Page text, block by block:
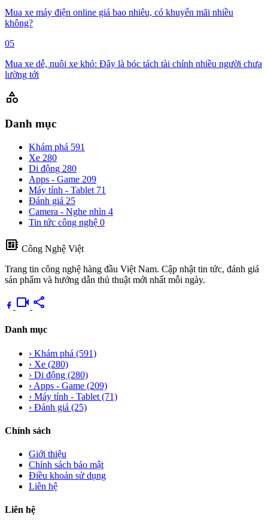
Mua xe máy điện online giá bao nhiêu, có khuyến mãi nhiều
không?
05
Mua xe dễ, nuôi xe khó: Đây là bóc tách tài chính nhiều người chưa
lường tới
category
Danh mục
Khám phá 591
Xe 280
Di động 280
Apps - Game 209
Máy tính - Tablet 71
Đánh giá 25
Camera - Nghe nhìn 4
Tin tức công nghệ 0
developer_board Công Nghệ Việt
Trang tin công nghệ hàng đầu Việt Nam. Cập nhật tin tức, đánh giá
sản phẩm và hướng dẫn thủ thuật mới nhất mỗi ngày.
videocam share
Danh mục
› Khám phá (591)
› Xe (280)
› Di động (280)
› Apps - Game (209)
› Máy tính - Tablet (71)
› Đánh giá (25)
Chính sách
Giới thiệu
Chính sách bảo mật
Điều khoản sử dụng
Liên hệ
Liên hệ